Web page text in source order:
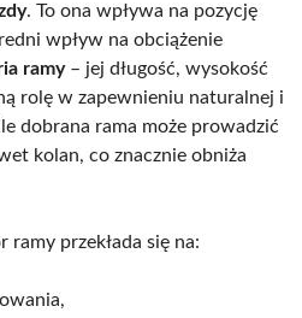
. To ona wpływa na pozycję
wpływ na obciążenie
ramy– jej długość, wysokość
rolę w zapewnieniu naturalnej i
dobrana rama może prowadzić
kolan, co znacznie obniża
przekłada się na: